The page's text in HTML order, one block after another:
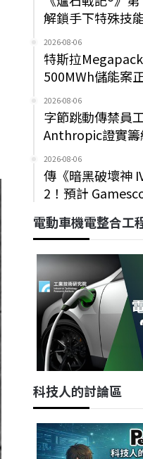
解鎖手下特殊技
2026-08-06
特斯拉
500MWh儲能案
2026-08-06
字節跳動傳禁員
Anthropic證實
2026-08-06
傳《暗黑破壞神
2！預計
電動車機電整合工
科技人的討論區